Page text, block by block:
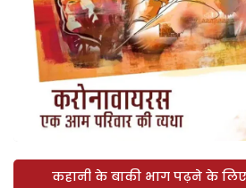
कहानी के बाकी भाग पढ़ने के